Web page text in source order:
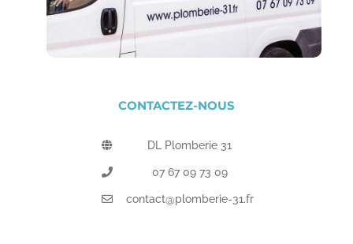
CONTACTEZ-NOUS
DL Plomberie 31
07 67 09 73 09
contact@plomberie-31.fr